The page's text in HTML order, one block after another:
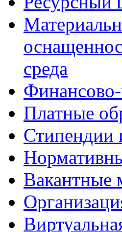
среда
Финансово-
Платные
Стипендии
Вакантные